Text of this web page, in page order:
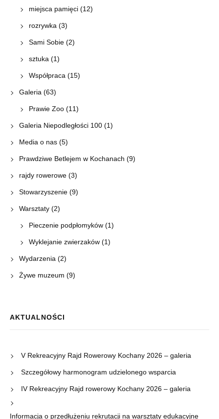
miejsca pamięci(12)
rozrywka(3)
Sami Sobie(2)
sztuka(1)
Współpraca(15)
Galeria(63)
Prawie Zoo(11)
Galeria Niepodległości 100(1)
Media o nas(5)
Prawdziwe Betlejem w Kochanach (9)
rajdy rowerowe(3)
Stowarzyszenie(9)
Warsztaty(2)
Pieczenie podpłomyków(1)
Wyklejanie zwierzaków(1)
Wydarzenia(2)
Żywe muzeum (9)
AKTUALNOŚCI
V Rekreacyjny Rajd Rowerowy Kochany 2026 – galeria
Szczegółowy harmonogram udzielonego wsparcia
IV Rekreacyjny Rajd rowerowy Kochany 2026 – galeria
Informacja o przedłużeniu rekrutacji na warsztaty edukacyjne